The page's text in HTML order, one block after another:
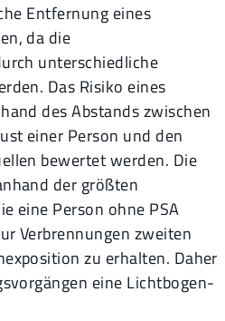
Entfernung eines
da die
unterschiedliche
Das Risiko eines
des Abstands zwischen
einer Person und den
bewertet werden. Die
der größten
eine Person ohne PSA
Verbrennungen zweiten
zu erhalten. Daher
eine Lichtbogen-